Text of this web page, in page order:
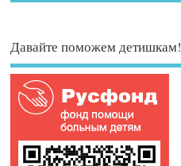
Давайте поможем детишкам!